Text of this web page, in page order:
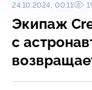
24.10.2024, 00:11
Экипаж
с